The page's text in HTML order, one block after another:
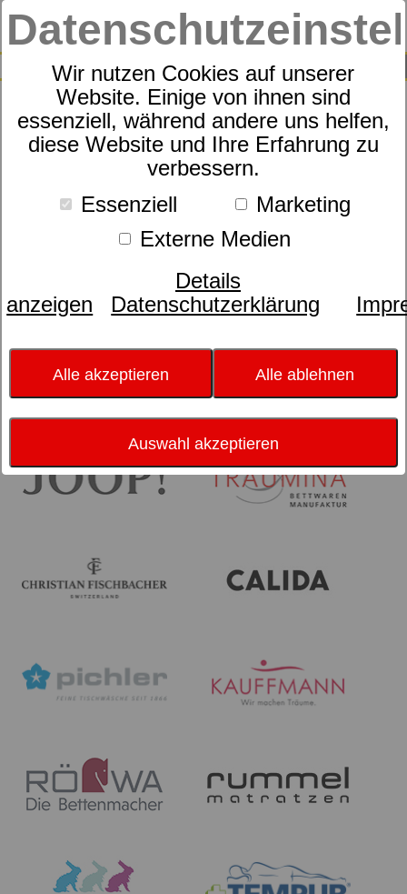
Wir nutzen Cookies auf unserer
Website. Einige von ihnen sind
essenziell, während andere uns helfen,
diese Website und Ihre Erfahrung zu
verbessern.
Essenziell
Marketing
Externe Medien
Details
anzeigen
Datenschutzerklärung
Alle akzeptieren Alle ablehnen
Auswahl akzeptieren
SUCHE
0